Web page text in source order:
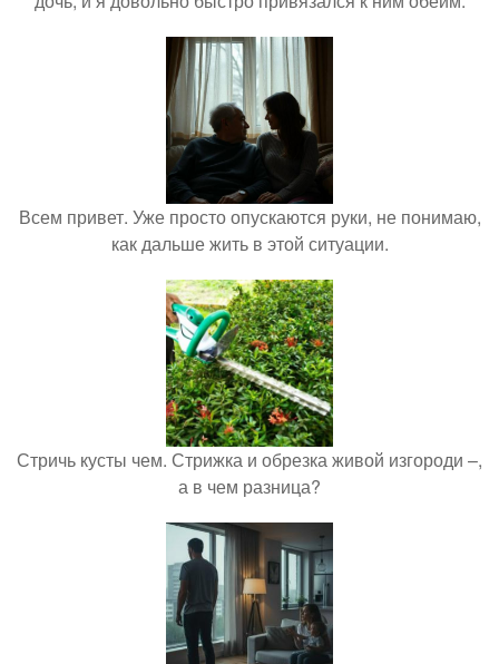
Всем привет. Уже просто опускаются руки, не понимаю,
как дальше жить в этой ситуации.
Стричь кусты чем. Стрижка и обрезка живой изгороди –,
а в чем разница?